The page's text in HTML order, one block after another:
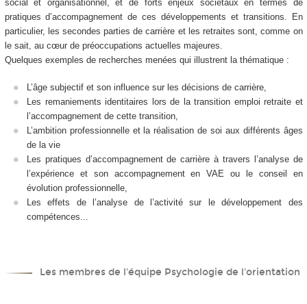
social et organisationnel, et de forts enjeux sociétaux en termes de
pratiques d’accompagnement de ces développements et transitions. En
particulier, les secondes parties de carrière et les retraites sont, comme on
le sait, au cœur de préoccupations actuelles majeures.
Quelques exemples de recherches menées qui illustrent la thématique :
L’âge subjectif et son influence sur les décisions de carrière,
Les remaniements identitaires lors de la transition emploi retraite et
l’accompagnement de cette transition,
L’ambition professionnelle et la réalisation de soi aux différents âges
de la vie
Les pratiques d’accompagnement de carrière à travers l’analyse de
l’expérience et son accompagnement en VAE ou le conseil en
évolution professionnelle,
Les effets de l’analyse de l’activité sur le développement des
compétences...
Les membres de l'équipe Psychologie de l'orientation